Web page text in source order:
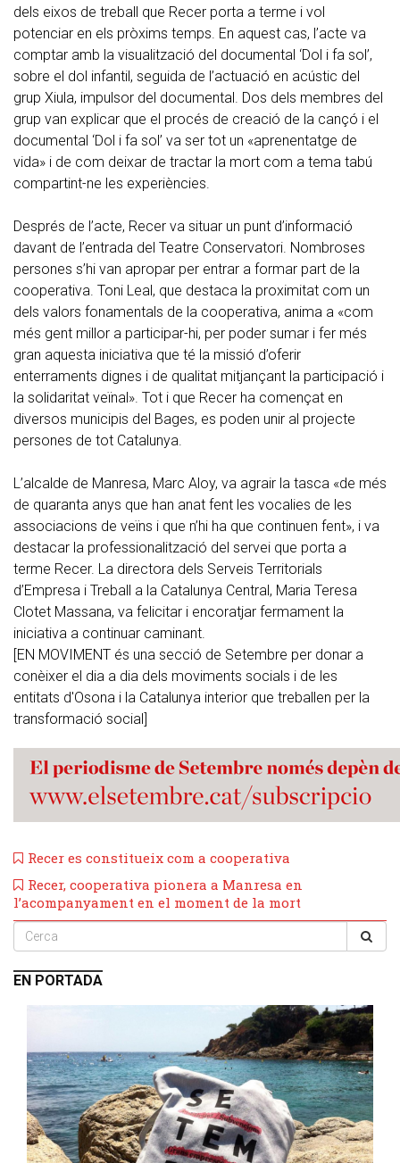
dels eixos de treball que Recer porta a terme i vol
potenciar en els pròxims temps. En aquest cas, l’acte va
comptar amb la visualització del documental ‘Dol i fa sol’,
sobre el dol infantil, seguida de l’actuació en acústic del
grup Xiula, impulsor del documental. Dos dels membres del
grup van explicar que el procés de creació de la cançó i el
documental ‘Dol i fa sol’ va ser tot un «aprenentatge de
vida» i de com deixar de tractar la mort com a tema tabú
compartint-ne les experiències.
Després de l’acte, Recer va situar un punt d’informació
davant de l’entrada del Teatre Conservatori. Nombroses
persones s’hi van apropar per entrar a formar part de la
cooperativa. Toni Leal, que destaca la proximitat com un
dels valors fonamentals de la cooperativa, anima a «com
més gent millor a participar-hi, per poder sumar i fer més
gran aquesta iniciativa que té la missió d’oferir
enterraments dignes i de qualitat mitjançant la participació i
la solidaritat veïnal». Tot i que Recer ha començat en
diversos municipis del Bages, es poden unir al projecte
persones de tot Catalunya.
L’alcalde de Manresa, Marc Aloy, va agrair la tasca «de més
de quaranta anys que han anat fent les vocalies de les
associacions de veïns i que n’hi ha que continuen fent», i va
destacar la professionalització del servei que porta a
terme Recer. La directora dels Serveis Territorials
d’Empresa i Treball a la Catalunya Central, Maria Teresa
Clotet Massana, va felicitar i encoratjar fermament la
iniciativa a continuar caminant.
[EN MOVIMENT és una secció de Setembre per donar a
conèixer el dia a dia dels moviments socials i de les
entitats d'Osona i la Catalunya interior que treballen per la
transformació social]
Recer es constitueix com a cooperativa
​Recer, cooperativa pionera a Manresa en
l’acompanyament en el moment de la mort
EN PORTADA